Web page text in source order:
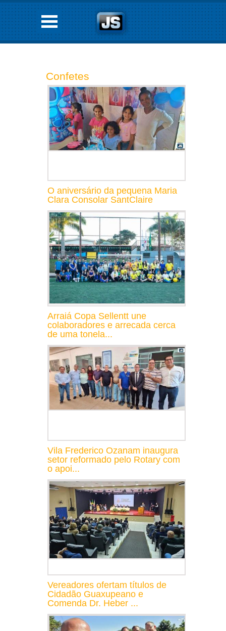
Confetes
O aniversário da pequena Maria
Clara Consolar SantClaire
Arraiá Copa Sellentt une
colaboradores e arrecada cerca
de uma tonela...
Vila Frederico Ozanam inaugura
setor reformado pelo Rotary com
o apoi...
Vereadores ofertam títulos de
Cidadão Guaxupeano e
Comenda Dr. Heber ...